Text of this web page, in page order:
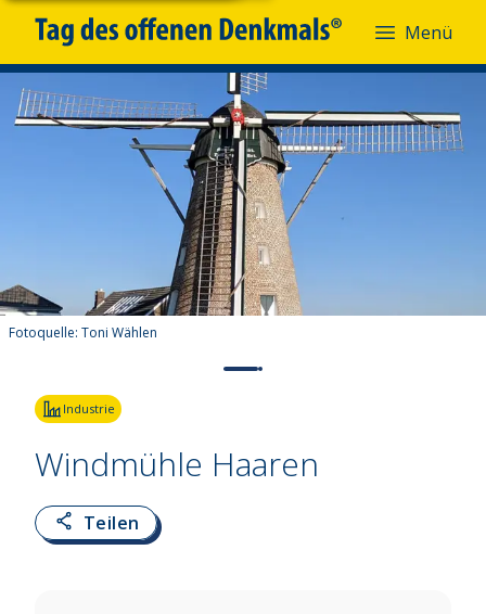
Menü
Fotoquelle: Toni Wählen
Industrie
Windmühle Haaren
Teilen